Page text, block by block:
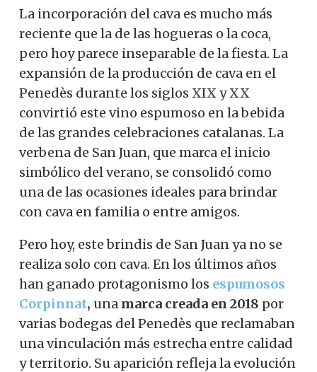
La incorporación del cava es mucho más
reciente que la de las hogueras o la coca,
pero hoy parece inseparable de la fiesta. La
expansión de la producción de cava en el
Penedès durante los siglos XIX y XX
convirtió este vino espumoso en la bebida
de las grandes celebraciones catalanas. La
verbena de San Juan, que marca el inicio
simbólico del verano, se consolidó como
una de las ocasiones ideales para brindar
con cava en familia o entre amigos.
Pero hoy, este brindis de San Juan ya no se
realiza solo con cava. En los últimos años
han ganado protagonismo los espumosos
Corpinnat, una marca creada en 2018 por
varias bodegas del Penedès que reclamaban
una vinculación más estrecha entre calidad
y territorio. Su aparición refleja la evolución